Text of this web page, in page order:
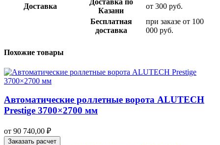
Доставка
Доставка по
Казани
от 300 руб.
Бесплатная
доставка
при заказе от 100
000 руб.
Похожие товары
Автоматические роллетные ворота ALUTECH
Prestige 3700×2700 мм
от 90 740,00 ₽
Заказать расчет